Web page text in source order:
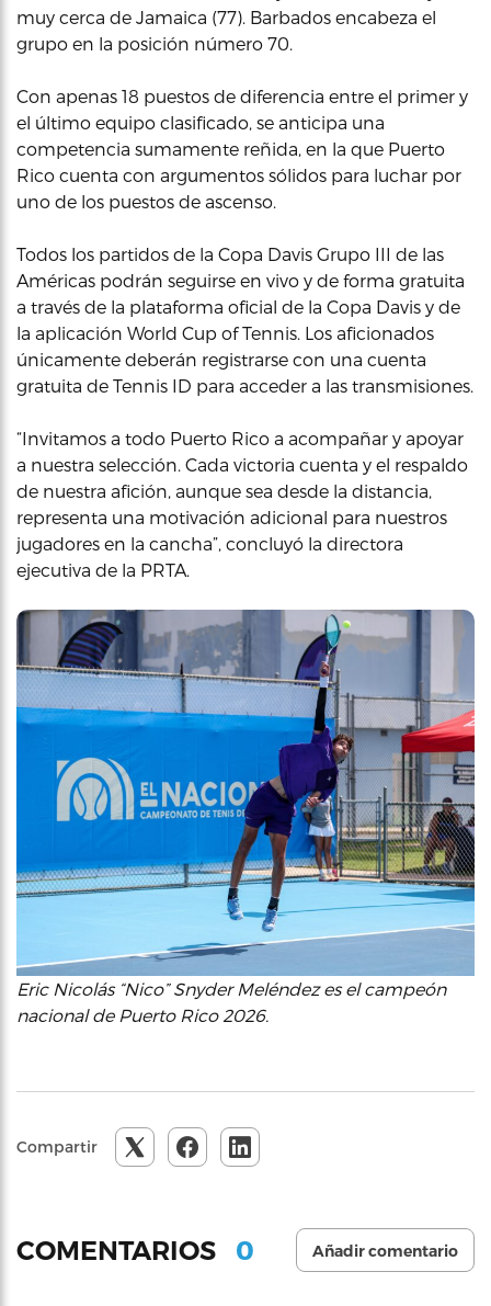
muy cerca de Jamaica (77). Barbados encabeza el
grupo en la posición número 70.
Con apenas 18 puestos de diferencia entre el primer y
el último equipo clasificado, se anticipa una
competencia sumamente reñida, en la que Puerto
Rico cuenta con argumentos sólidos para luchar por
uno de los puestos de ascenso.
Todos los partidos de la Copa Davis Grupo III de las
Américas podrán seguirse en vivo y de forma gratuita
a través de la plataforma oficial de la Copa Davis y de
la aplicación World Cup of Tennis. Los aficionados
únicamente deberán registrarse con una cuenta
gratuita de Tennis ID para acceder a las transmisiones.
“Invitamos a todo Puerto Rico a acompañar y apoyar
a nuestra selección. Cada victoria cuenta y el respaldo
de nuestra afición, aunque sea desde la distancia,
representa una motivación adicional para nuestros
jugadores en la cancha”, concluyó la directora
ejecutiva de la PRTA.
Eric Nicolás “Nico” Snyder Meléndez es el campeón
nacional de Puerto Rico 2026.
Compartir
COMENTARIOS 0 Añadir comentario